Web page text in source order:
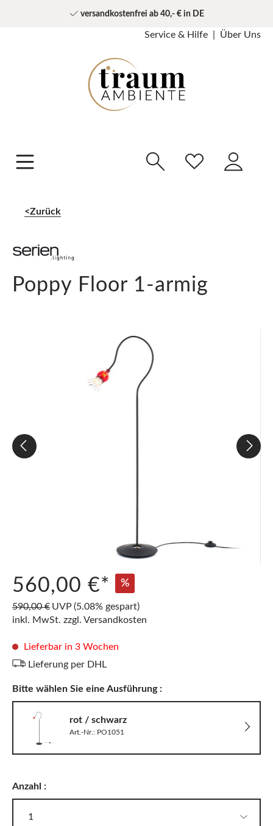
versandkostenfrei ab 40,- € in DE
Service & Hilfe Über Uns
Zurück
Poppy Floor 1-armig
560,00 €* %
590,00 € UVP (5.08% gespart)
inkl. MwSt. zzgl. Versandkosten
Lieferbar in 3 Wochen
Lieferung per DHL
Bitte wählen Sie eine Ausführung :
rot / schwarz
Art.-Nr.: PO1051
Anzahl :